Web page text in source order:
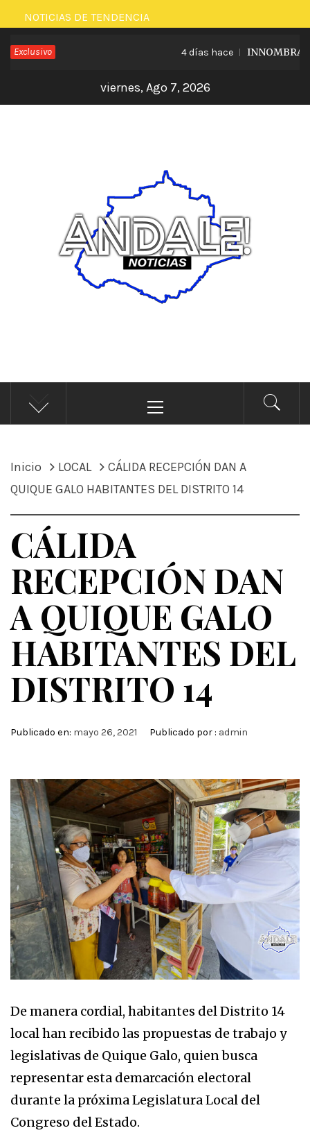
Saltar
al
contenido
NOTICIAS DE TENDENCIA
Exclusivo 4 días hace
viernes, Ago 7, 2026
ÁNDALE NOTICIAS
Noticias
principal
Inicio LOCAL
CÁLIDA RECEPCIÓN DAN A
QUIQUE GALO HABITANTES DEL DISTRITO 14
CÁLIDA
RECEPCIÓN DAN
A QUIQUE GALO
HABITANTES DEL
DISTRITO 14
Publicado en: mayo 26, 2021 Publicado por : admin
De manera cordial, habitantes del Distrito 14
local han recibido las propuestas de trabajo y
legislativas de Quique Galo, quien busca
representar esta demarcación electoral
durante la próxima Legislatura Local del
Congreso del Estado.